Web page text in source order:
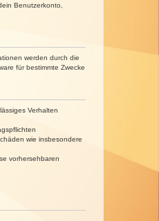
Benutzerkonto,
werden durch die
für bestimmte Zwecke
Verhalten
wie insbesondere
vorhersehbaren